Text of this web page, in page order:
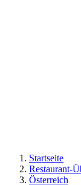
Startseite
Restaurant-
Österreich